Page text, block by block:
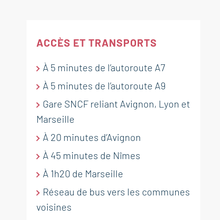
299 000 €
RÉF. 018538
164 m² chambresterrain 200 m²
1piscine
rénové dans le centre ville
d'Orange
213 000 €
RÉF. 019154
dans une Résidence sécurisée à
Orange
120 000 €
RÉF. 019056
211 000 €
RÉF. 017579
51 m² 1 chambre
immense terrain avec garage
en campagne d'Orange
450 000 €
RÉF. 019037
ACCÈS ET TRANSPORTS
À 5 minutes de l’autoroute A7
À 5 minutes de l’autoroute A9
Gare SNCF reliant Avignon, Lyon et
Marseille
À 20 minutes d’Avignon
À 45 minutes de Nîmes
À 1h20 de Marseille
Réseau de bus vers les communes
voisines